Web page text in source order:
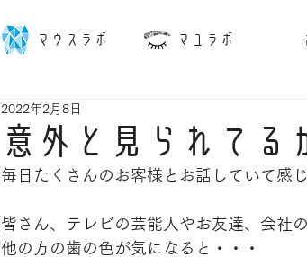
マウスラボ マユラボ
意外と見られてる
2022年2月8日
毎日たくさんのお客様とお話していて感
皆さん、テレビの芸能人やお友達、会社
他の方の歯の色が気になると・・・